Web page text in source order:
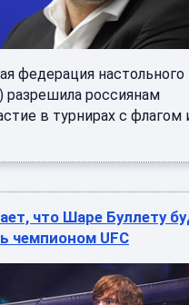
федерация настольного
разрешила россиянам
в турнирах с флагом
что Шаре Буллету
чемпионом UFC